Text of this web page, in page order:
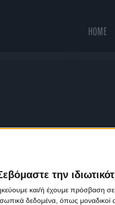
την
και/ή έχουμε πρόσβαση
δεδομένα, όπως μοναδικοί
HOME